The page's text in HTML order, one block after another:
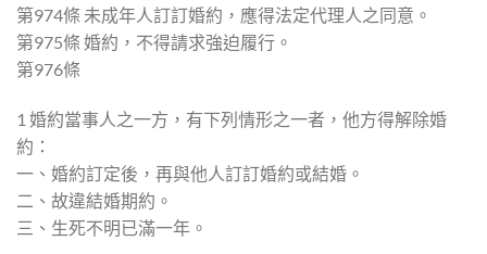
第974條 未成年人訂訂婚約，應得法定代理人之同意。
第975條 婚約，不得請求強迫履行。
第976條
1 婚約當事人之一方，有下列情形之一者，他方得解除婚
約：
一、婚約訂定後，再與他人訂訂婚約或結婚。
二、故違結婚期約。
三、生死不明已滿一年。